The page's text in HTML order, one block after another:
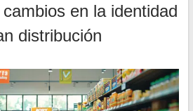
en la identidad
distribución